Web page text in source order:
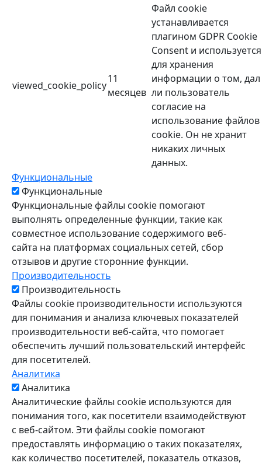
viewed_cookie_policy
11
месяцев
Файл cookie
устанавливается
плагином GDPR Cookie
Consent и используется
для хранения
информации о том, дал
ли пользователь
согласие на
использование файлов
cookie. Он не хранит
никаких личных
данных.
Функциональные
Функциональные
Функциональные файлы cookie помогают
выполнять определенные функции, такие как
совместное использование содержимого веб-
сайта на платформах социальных сетей, сбор
отзывов и другие сторонние функции.
Производительность
Производительность
Файлы cookie производительности используются
для понимания и анализа ключевых показателей
производительности веб-сайта, что помогает
обеспечить лучший пользовательский интерфейс
для посетителей.
Аналитика
Аналитика
Аналитические файлы cookie используются для
понимания того, как посетители взаимодействуют
с веб-сайтом. Эти файлы cookie помогают
предоставлять информацию о таких показателях,
как количество посетителей, показатель отказов,